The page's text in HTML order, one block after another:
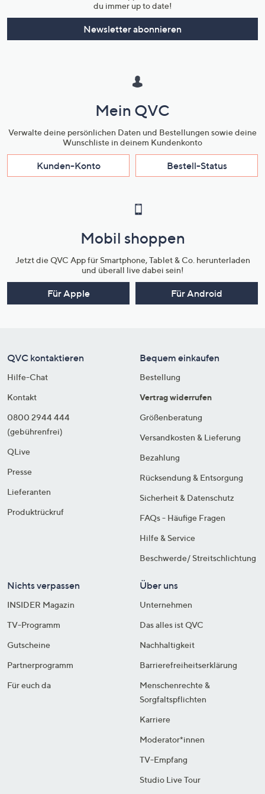
du immer up to date!
Newsletter abonnieren
Mein QVC
Verwalte deine persönlichen Daten und Bestellungen sowie deine
Wunschliste in deinem Kundenkonto
Kunden-Konto Bestell-Status
Mobil shoppen
Jetzt die QVC App für Smartphone, Tablet & Co. herunterladen
und überall live dabei sein!
Für Apple Für Android
QVC kontaktieren
Hilfe-Chat
Kontakt
0800 2944 444
(gebührenfrei)
QLive
Presse
Lieferanten
Produktrückruf
Bequem einkaufen
Bestellung
Vertrag widerrufen
Größenberatung
Versandkosten & Lieferung
Bezahlung
Rücksendung & Entsorgung
Sicherheit & Datenschutz
FAQs - Häufige Fragen
Hilfe & Service
Beschwerde/ Streitschlichtung
Nichts verpassen
INSIDER Magazin
TV-Programm
Gutscheine
Partnerprogramm
Für euch da
Über uns
Unternehmen
Das alles ist QVC
Nachhaltigkeit
Barrierefreiheitserklärung
Menschenrechte &
Sorgfaltspflichten
Karriere
Moderator*innen
TV-Empfang
Studio Live Tour